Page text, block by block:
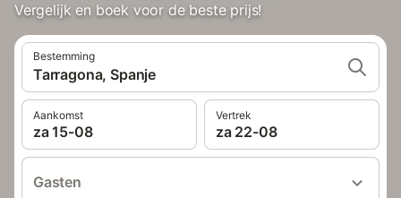
Vergelijk en boek voor de beste prijs!
Bestemming
Tarragona, Spanje
Aankomst
za 15-08
Vertrek
za 22-08
Gasten